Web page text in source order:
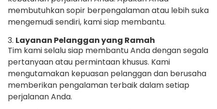
membutuhkan sopir berpengalaman atau lebih suka
mengemudi sendiri, kami siap membantu.
3. Layanan Pelanggan yang Ramah
Tim kami selalu siap membantu Anda dengan segala
pertanyaan atau permintaan khusus. Kami
mengutamakan kepuasan pelanggan dan berusaha
memberikan pengalaman terbaik dalam setiap
perjalanan Anda.